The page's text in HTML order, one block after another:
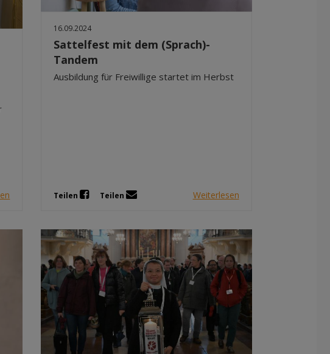
16.09.2024
Sattelfest mit dem (Sprach)-
Tandem
Ausbildung für Freiwillige startet im Herbst
Teilen Teilen Weiterlesen